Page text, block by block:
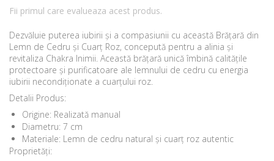
Fii primul care evalueaza acest produs.
Dezvăluie puterea iubirii și a compasiunii cu această Brățară din
Lemn de Cedru și Cuarț Roz, concepută pentru a alinia și
revitaliza Chakra Inimii. Această brățară unică îmbină calitățile
protectoare și purificatoare ale lemnului de cedru cu energia
iubirii necondiționate a cuarțului roz.
Detalii Produs:
Origine: Realizată manual
Diametru: 7 cm
Materiale: Lemn de cedru natural și cuarț roz autentic
Proprietăți: